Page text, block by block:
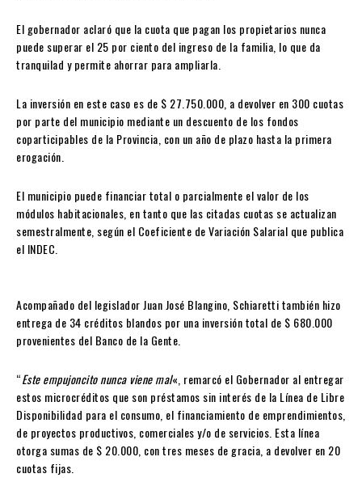
El gobernador aclaró que la cuota que pagan los propietarios nunca
puede superar el 25 por ciento del ingreso de la familia, lo que da
tranquilad y permite ahorrar para ampliarla.
La inversión en este caso es de $ 27.750.000, a devolver en 300 cuotas
por parte del municipio mediante un descuento de los fondos
coparticipables de la Provincia, con un año de plazo hasta la primera
erogación.
El municipio puede financiar total o parcialmente el valor de los
módulos habitacionales, en tanto que las citadas cuotas se actualizan
semestralmente, según el Coeficiente de Variación Salarial que publica
el INDEC.
Acompañado del legislador Juan José Blangino, Schiaretti también hizo
entrega de 34 créditos blandos por una inversión total de $ 680.000
provenientes del Banco de la Gente.
“Este empujoncito nunca viene mal«, remarcó el Gobernador al entregar
estos microcréditos que son préstamos sin interés de la Línea de Libre
Disponibilidad para el consumo, el financiamiento de emprendimientos,
de proyectos productivos, comerciales y/o de servicios. Esta línea
otorga sumas de $ 20.000, con tres meses de gracia, a devolver en 20
cuotas fijas.